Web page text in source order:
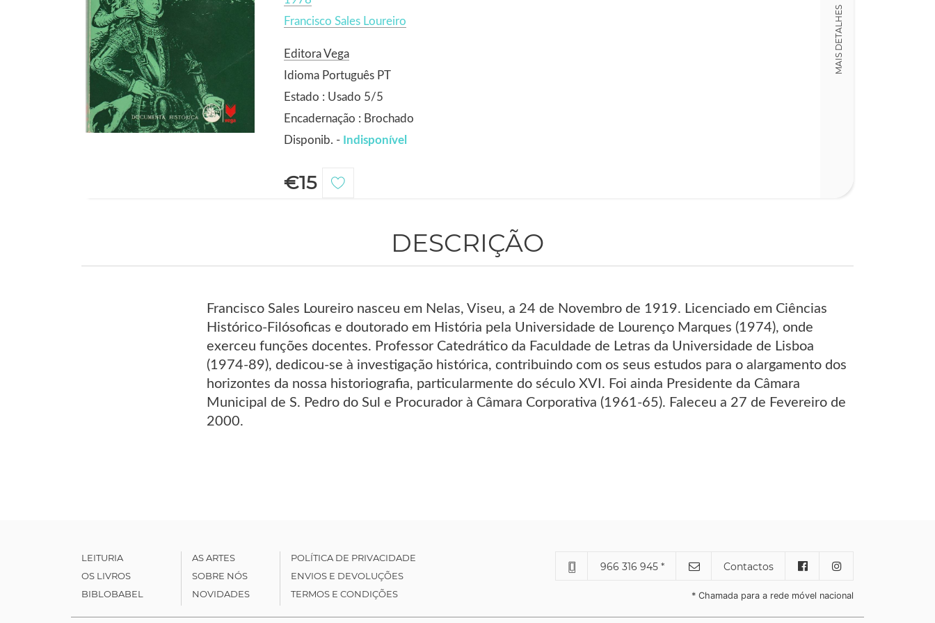
Francisco Sales Loureiro
Editora Vega
Idioma Português PT
Estado : Usado 5/5
Encadernação : Brochado
Disponib. - Indisponível
€15
MAIS DETALHES
DESCRIÇÃO
Francisco Sales Loureiro nasceu em Nelas, Viseu, a 24 de Novembro de 1919. Licenciado em Ciências
Histórico-Filósoficas e doutorado em História pela Universidade de Lourenço Marques (1974), onde
exerceu funções docentes. Professor Catedrático da Faculdade de Letras da Universidade de Lisboa
(1974-89), dedicou-se à investigação histórica, contribuindo com os seus estudos para o alargamento dos
horizontes da nossa historiografia, particularmente do século XVI. Foi ainda Presidente da Câmara
Municipal de S. Pedro do Sul e Procurador à Câmara Corporativa (1961-65). Faleceu a 27 de Fevereiro de
2000.
LEITURIA
OS LIVROS
BIBLOBABEL
AS ARTES
SOBRE NÓS
NOVIDADES
POLÍTICA DE PRIVACIDADE
ENVIOS E DEVOLUÇÕES
TERMOS E CONDIÇÕES
966 316 945 * Contactos
* Chamada para a rede móvel nacional